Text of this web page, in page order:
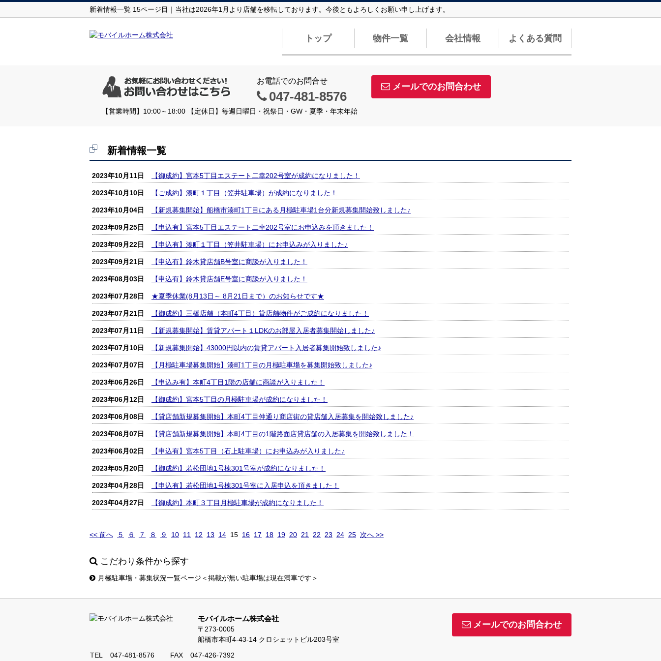
新着情報一覧 15ページ目｜当社は2026年1月より店舗を移転しております。今後ともよろしくお願い申し上げます。
トップ 物件一覧 会社情報 よくある質問
お電話でのお問合せ
047-481-8576
メールでのお問合わせ
【営業時間】10:00～18:00 【定休日】毎週日曜日・祝祭日・GW・夏季・年末年始
新着情報一覧
2023年10月11日 【御成約】宮本5丁目エステート二幸202号室が成約になりました！
2023年10月10日 【ご成約】湊町１丁目（笠井駐車場）が成約になりました！
2023年10月04日 【新規募集開始】船橋市湊町1丁目にある月極駐車場1台分新規募集開始致しました♪
2023年09月25日 【申込有】宮本5丁目エステート二幸202号室にお申込みを頂きました！
2023年09月22日 【申込有】湊町１丁目（笠井駐車場）にお申込みが入りました♪
2023年09月21日 【申込有】鈴木貸店舗B号室に商談が入りました！
2023年08月03日 【申込有】鈴木貸店舗E号室に商談が入りました！
2023年07月28日 ★夏季休業(8月13日～ 8月21日まで）のお知らせです★
2023年07月21日 【御成約】三橋店舗（本町4丁目）貸店舗物件がご成約になりました！
2023年07月11日 【新規募集開始】賃貸アパート１LDKのお部屋入居者募集開始しました♪
2023年07月10日 【新規募集開始】43000円以内の賃貸アパート入居者募集開始致しました♪
2023年07月07日 【月極駐車場募集開始】湊町1丁目の月極駐車場を募集開始致しました♪
2023年06月26日 【申込み有】本町4丁目1階の店舗に商談が入りました！
2023年06月12日 【御成約】宮本5丁目の月極駐車場が成約になりました！
2023年06月08日 【貸店舗新規募集開始】本町4丁目仲通り商店街の貸店舗入居募集を開始致しました♪
2023年06月07日 【貸店舗新規募集開始】本町4丁目の1階路面店貸店舗の入居募集を開始致しました！
2023年06月02日 【申込有】宮本5丁目（石上駐車場）にお申込みが入りました♪
2023年05月20日 【御成約】若松団地1号棟301号室が成約になりました！
2023年04月28日 【申込有】若松団地1号棟301号室に入居申込を頂きました！
2023年04月27日 【御成約】本町３丁目月極駐車場が成約になりました！
<< 前へ ５ ６ ７ ８ ９ 10 11 12 13 14 15 16 17 18 19 20 21 22 23 24 25 次へ >>
こだわり条件から探す
月極駐車場・募集状況一覧ページ＜掲載が無い駐車場は現在満車です＞
モバイルホーム株式会社
〒273-0005
船橋市本町4-43-14 クロシェットビル203号室
メールでのお問合わせ
TEL 047-481-8576 FAX 047-426-7392